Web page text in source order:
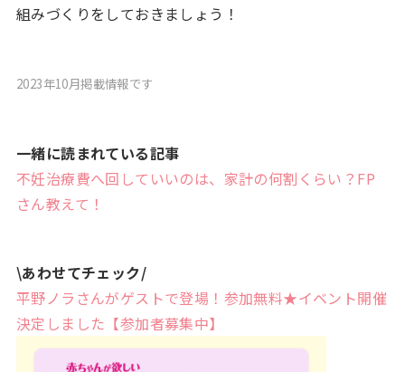
組みづくりをしておきましょう！
2023年10月掲載情報です
一緒に読まれている記事
不妊治療費へ回していいのは、家計の何割くらい？FP
さん教えて！
\あわせてチェック/
平野ノラさんがゲストで登場！参加無料★イベント開催
決定しました【参加者募集中】